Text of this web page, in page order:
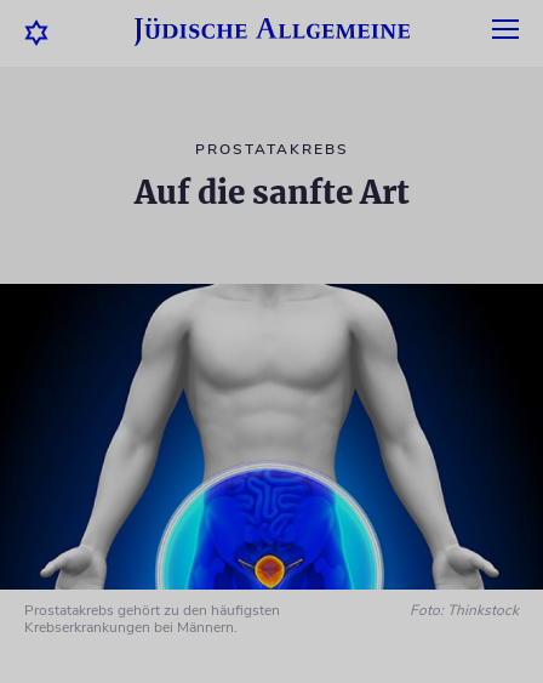
PROSTATAKREBS
Auf die sanfte Art
Prostatakrebs gehört zu den häufigsten
Krebserkrankungen bei Männern.
Foto: Thinkstock